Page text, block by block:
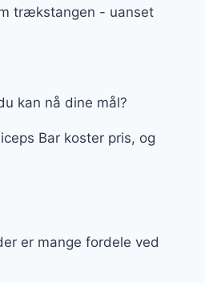
trækstangen - uanset
kan nå dine mål?
Bar koster pris, og
er mange fordele ved